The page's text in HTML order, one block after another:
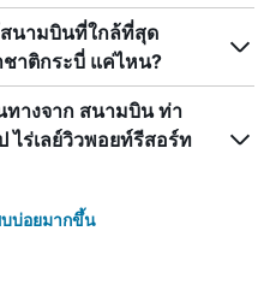
สนามบินที่ใกล้ที่สุด
าติกระบี่ แค่ไหน?
างจาก สนามบิน ท่า
ไร่เลย์วิวพอยท์รีสอร์ท
บ่อยมากขึ้น